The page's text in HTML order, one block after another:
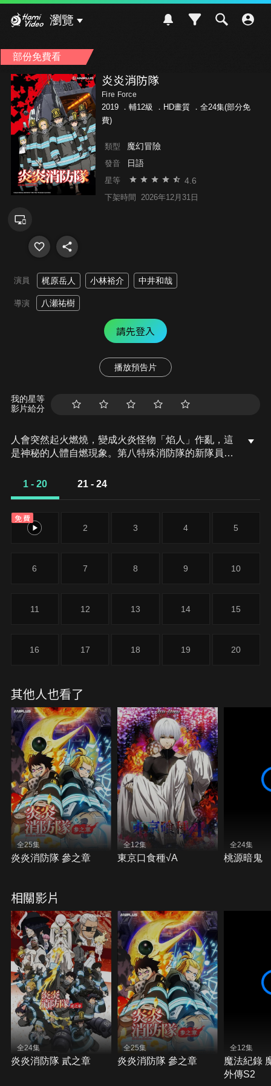
瀏覽
部份免費看
炎炎消防隊
Fire Force
2019 ． 輔12級
．HD畫質 ．全24集(部分免
費)
類型 魔幻冒險
發音 日語
星等 4.6
下架時間 2026年12月31日
演員 梶原岳人 小林裕介 中井和哉
導演 八瀬祐樹
請先登入
播放預告片
我的星等
影片給分
人會突然起火燃燒，變成火炎怪物「焰人」作亂，這
是神秘的人體自燃現象。第八特殊消防隊的新隊員森
意外中身亡時，他卻露出了生硬的笑容，而被人稱為
了特殊消防隊，將會打倒「焰人」，追尋這個現象的
謎團。
1 - 20 21 - 24
免費
1 2 3 4 5
6 7 8 9 10
11 12 13 14 15
16 17 18 19 20
其他人也看了
全25集
炎炎消防隊 參之章
全12集
東京口食種√A
全24集
桃源暗鬼
相關影片
全24集
炎炎消防隊 貳之章
全25集
炎炎消防隊 參之章
全12集
魔法紀錄
外傳S2